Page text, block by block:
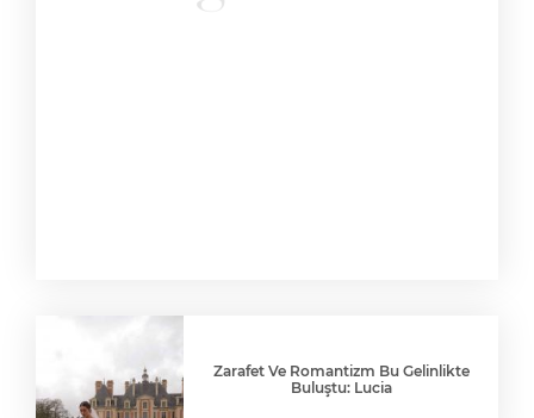
Zarafet Ve Romantizm Bu Gelinlikte
Buluştu: Lucia